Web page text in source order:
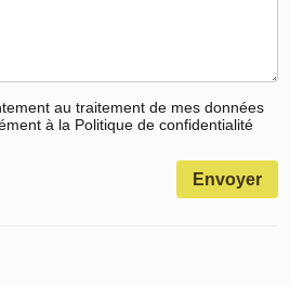
au traitement de mes données
à la Politique de confidentialité
Envoyer